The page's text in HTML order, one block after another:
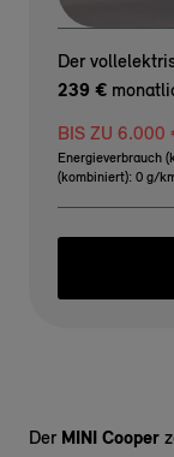
Der
239 €
BIS ZU 6.000
Energieverbrauch
(kombiniert): 0 g/
Der MINI Cooper